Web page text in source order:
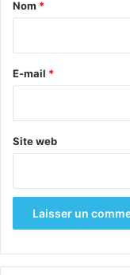
e
Nom *
E-mail *
Site web